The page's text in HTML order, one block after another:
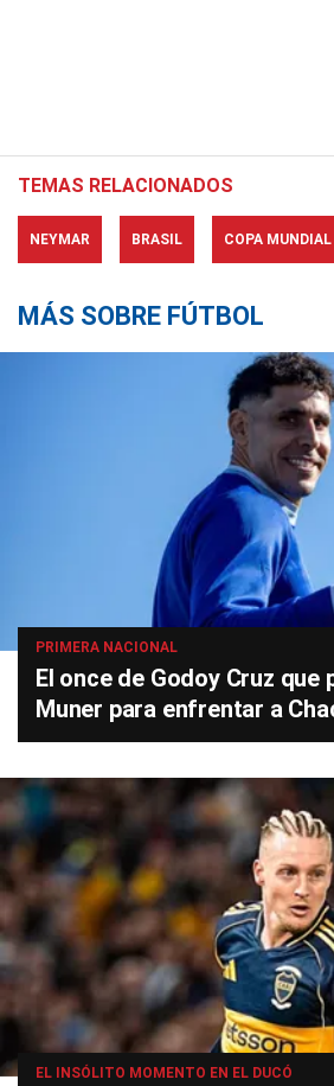
TEMAS RELACIONADOS
NEYMAR BRASIL COPA
MÁS SOBRE FÚTBOL
PRIMERA NACIONAL
El once de Godoy Cruz que
Muner para enfrentar a
EL INSÓLITO MOMENTO EN EL DUCÓ